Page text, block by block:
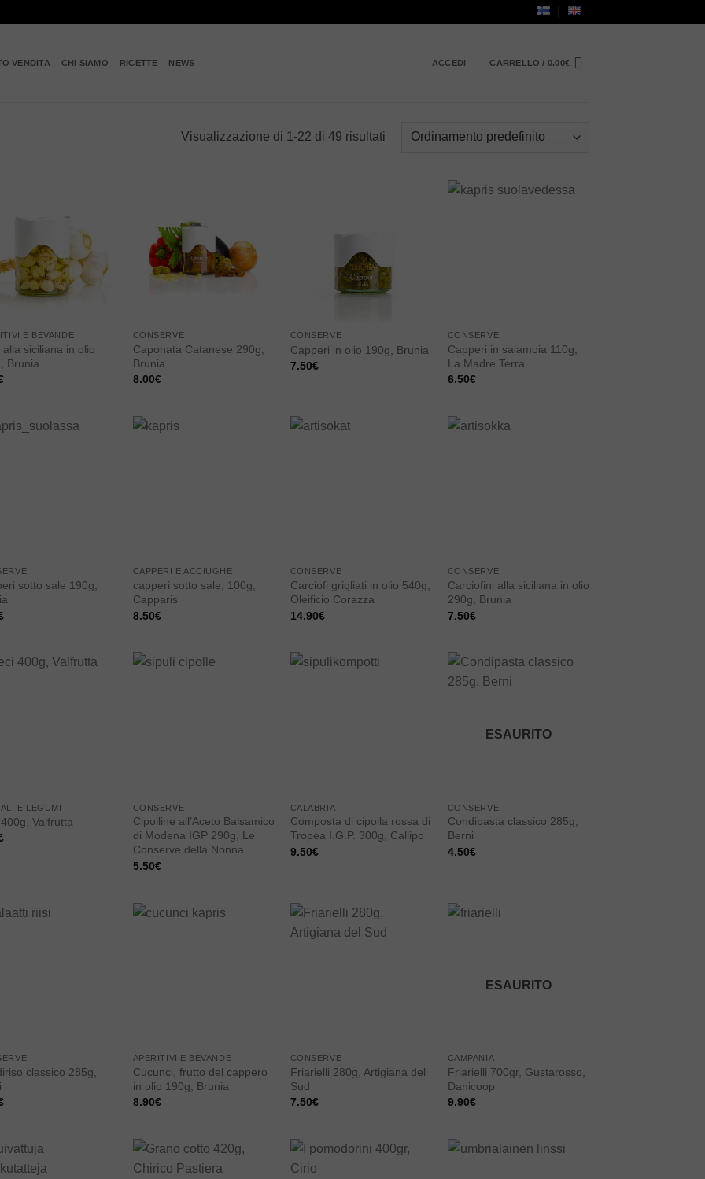
VENDITA CHI SIAMO RICETTE NEWS ACCEDI CARRELLO / 0.00€
Visualizzazione di 1-22 di 49 risultati
wishlist
E BEVANDE
alla siciliana in olio
Brunia
CONSERVE
Caponata Catanese 290g,
Brunia
8.00€
CONSERVE
Capperi in olio 190g, Brunia
7.50€
CONSERVE
Capperi in salamoia 110g,
La Madre Terra
6.50€
sotto sale 190g,
CAPPERI E ACCIUGHE
capperi sotto sale, 100g,
Capparis
8.50€
CONSERVE
Carciofi grigliati in olio 540g,
Oleificio Corazza
14.90€
CONSERVE
Carciofini alla siciliana in olio
290g, Brunia
7.50€
E LEGUMI
Valfrutta
CONSERVE
Cipolline all’Aceto Balsamico
di Modena IGP 290g, Le
Conserve della Nonna
5.50€
CALABRIA
Composta di cipolla rossa di
Tropea I.G.P. 300g, Callipo
9.50€
ESAURITO
CONSERVE
Condipasta classico 285g,
Berni
4.50€
classico 285g,
APERITIVI E BEVANDE
Cucunci, frutto del cappero
in olio 190g, Brunia
8.90€
CONSERVE
Friarielli 280g, Artigiana del
Sud
7.50€
ESAURITO
CAMPANIA
Friarielli 700gr, Gustarosso,
Danicoop
9.90€